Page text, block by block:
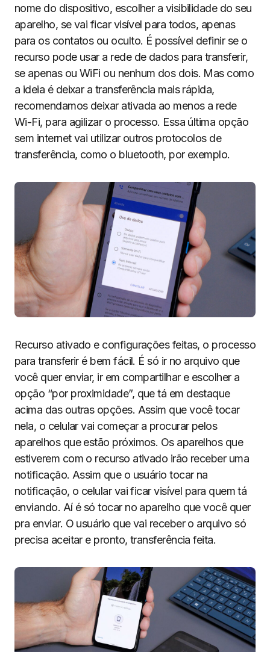
nome do dispositivo, escolher a visibilidade do seu
aparelho, se vai ficar visível para todos, apenas
para os contatos ou oculto. É possível definir se o
recurso pode usar a rede de dados para transferir,
se apenas ou WiFi ou nenhum dos dois. Mas como
a ideia é deixar a transferência mais rápida,
recomendamos deixar ativada ao menos a rede
Wi-Fi, para agilizar o processo. Essa última opção
sem internet vai utilizar outros protocolos de
transferência, como o bluetooth, por exemplo.
Recurso ativado e configurações feitas, o processo
para transferir é bem fácil. É só ir no arquivo que
você quer enviar, ir em compartilhar e escolher a
opção “por proximidade”, que tá em destaque
acima das outras opções. Assim que você tocar
nela, o celular vai começar a procurar pelos
aparelhos que estão próximos. Os aparelhos que
estiverem com o recurso ativado irão receber uma
notificação. Assim que o usuário tocar na
notificação, o celular vai ficar visível para quem tá
enviando. Aí é só tocar no aparelho que você quer
pra enviar. O usuário que vai receber o arquivo só
precisa aceitar e pronto, transferência feita.